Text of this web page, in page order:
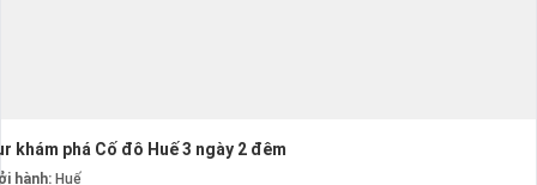
khám phá Cố đô Huế 3 ngày 2 đêm
hành: Huế